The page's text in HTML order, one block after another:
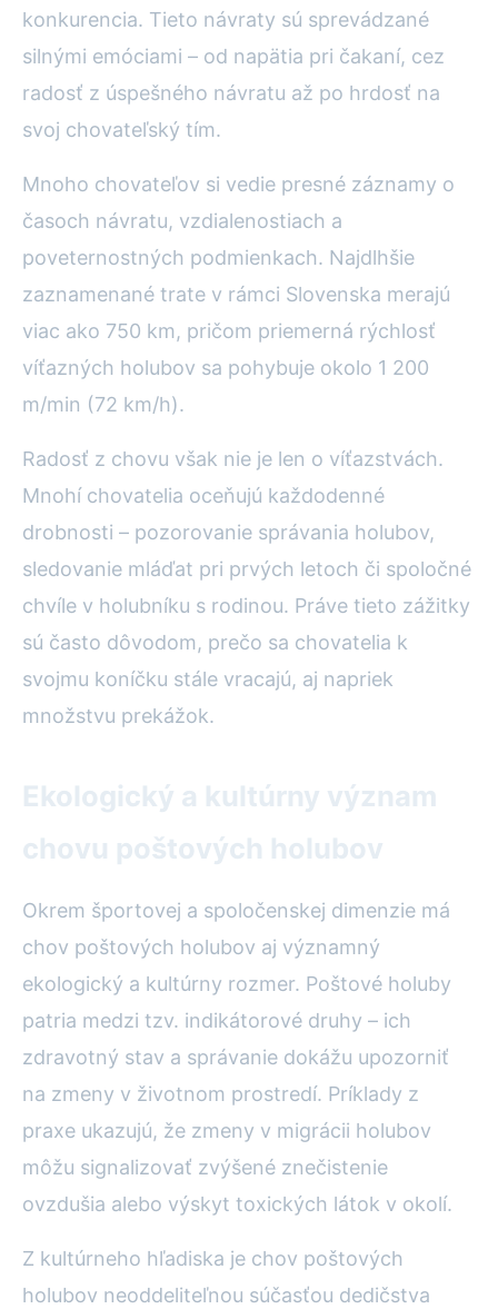
konkurencia. Tieto návraty sú sprevádzané
silnými emóciami – od napätia pri čakaní, cez
radosť z úspešného návratu až po hrdosť na
svoj chovateľský tím.
Mnoho chovateľov si vedie presné záznamy o
časoch návratu, vzdialenostiach a
poveternostných podmienkach. Najdlhšie
zaznamenané trate v rámci Slovenska merajú
viac ako 750 km, pričom priemerná rýchlosť
víťazných holubov sa pohybuje okolo 1 200
m/min (72 km/h).
Radosť z chovu však nie je len o víťazstvách.
Mnohí chovatelia oceňujú každodenné
drobnosti – pozorovanie správania holubov,
sledovanie mláďat pri prvých letoch či spoločné
chvíle v holubníku s rodinou. Práve tieto zážitky
sú často dôvodom, prečo sa chovatelia k
svojmu koníčku stále vracajú, aj napriek
množstvu prekážok.
Ekologický a kultúrny význam
chovu poštových holubov
Okrem športovej a spoločenskej dimenzie má
chov poštových holubov aj významný
ekologický a kultúrny rozmer. Poštové holuby
patria medzi tzv. indikátorové druhy – ich
zdravotný stav a správanie dokážu upozorniť
na zmeny v životnom prostredí. Príklady z
praxe ukazujú, že zmeny v migrácii holubov
môžu signalizovať zvýšené znečistenie
ovzdušia alebo výskyt toxických látok v okolí.
Z kultúrneho hľadiska je chov poštových
holubov neoddeliteľnou súčasťou dedičstva